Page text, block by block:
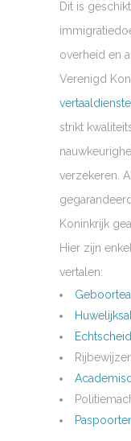
Dit is
overheid en
Verenigd
strikt
verzekeren.
Koninkrijk
Hier zijn
vertalen: